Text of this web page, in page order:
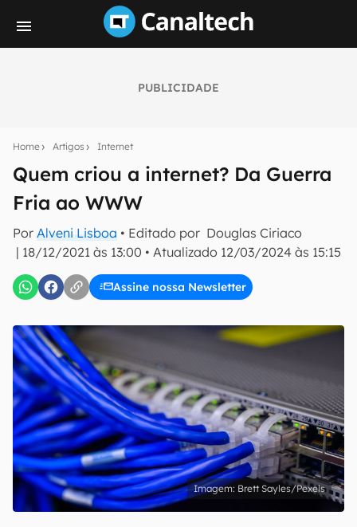
PUBLICIDADE
Home Artigos Internet
Quem criou a internet? Da Guerra
Fria ao WWW
Por Alveni Lisboa • Editado por Douglas Ciriaco
| 18/12/2021 às 13:00 • Atualizado 12/03/2024 às 15:15
Assine nossa Newsletter
notícias e reviews sobre tecnologia em primeira
E-mail
Uso e Política de Privacidade do Canaltech.
Brett Sayles/Pexels